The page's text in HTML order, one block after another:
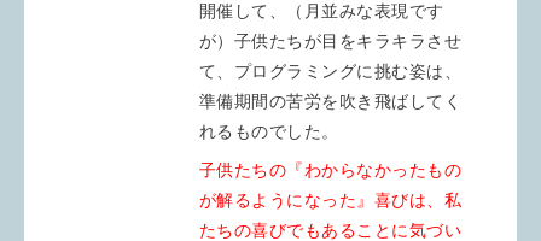
開催して、（月並みな表現です
が）子供たちが目をキラキラさせ
て、プログラミングに挑む姿は、
準備期間の苦労を吹き飛ばしてく
れるものでした。
子供たちの『わからなかったもの
が解るようになった』喜びは、私
たちの喜びでもあることに気づい